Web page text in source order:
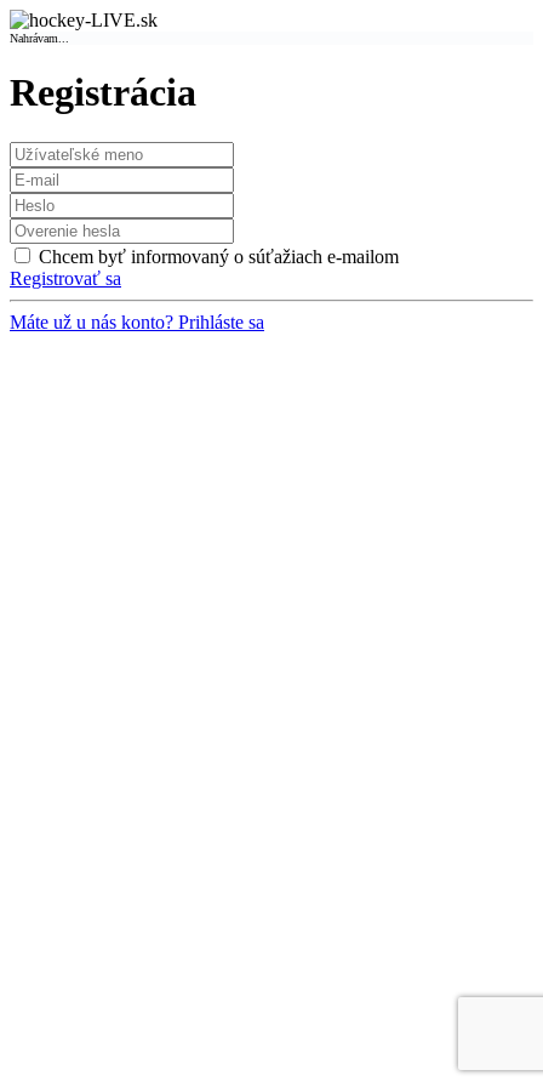
Nahrávam...
Registrácia
Chcem byť informovaný o súťažiach e-mailom
Registrovať sa
Máte už u nás konto? Prihláste sa